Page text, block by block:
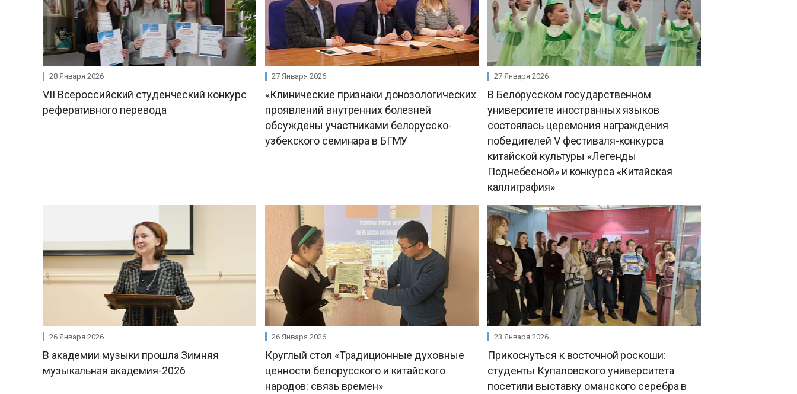
28 Января 2026
VII Всероссийский студенческий конкурс
реферативного перевода
27 Января 2026
«Клинические признаки донозологических
проявлений внутренних болезней
обсуждены участниками белорусско-
узбекского семинара в БГМУ
27 Января 2026
В Белорусском государственном
университете иностранных языков
состоялась церемония награждения
победителей V фестиваля-конкурса
китайской культуры «Легенды
Поднебесной» и конкурса «Китайская
каллиграфия»
26 Января 2026
В академии музыки прошла Зимняя
музыкальная академия-2026
26 Января 2026
Круглый стол «Традиционные духовные
ценности белорусского и китайского
народов: связь времен»
23 Января 2026
Прикоснуться к восточной роскоши:
студенты Купаловского университета
посетили выставку оманского серебра в